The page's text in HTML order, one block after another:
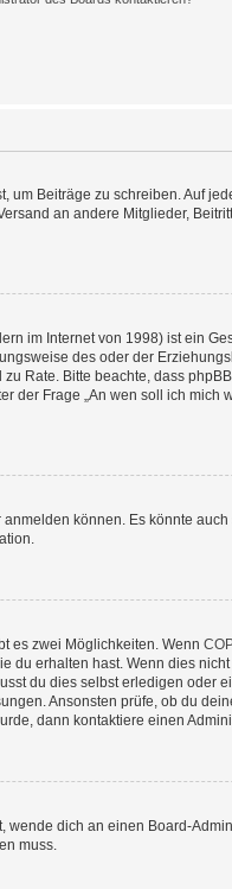
Beiträge zu schreiben. Auf
an andere Mitglieder,
im Internet von 1998) ist ein
des oder der
Rate. Bitte beachte, dass
der Frage „An wen soll ich mich
können. Es könnte
es zwei Möglichkeiten. Wenn
du erhalten hast. Wenn dies
du dies selbst erledigen oder
Ansonsten prüfe, ob du
dann kontaktiere einen
dich an einen Board-
muss.